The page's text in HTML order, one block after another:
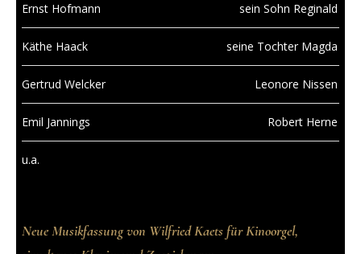
Ernst Hofmann sein Sohn Reginald
Käthe Haack seine Tochter Magda
Gertrud Welcker Leonore Nissen
Emil Jannings Robert Herne
u.a.
Neue Musikfassung von Wilfried Kaets für Kinoorgel,